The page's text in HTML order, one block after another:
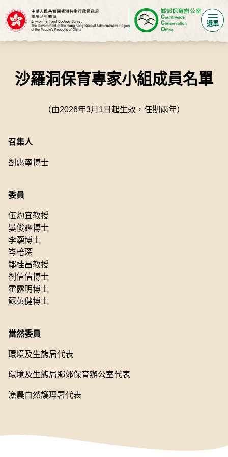
選單
沙羅洞保育專家小組成員名單
（由2026年3月1日起生效，任期兩年）
召集人
劉惠寧博士
委員
伍灼宜教授
吳俊霆博士
李灝博士
岑棓琛
鄒桂昌教授
劉信信博士
霍露明博士
蘇英健博士
當然委員
環境及生態局代表
環境及生態局鄉郊保育辦公室代表
漁農自然護理署代表